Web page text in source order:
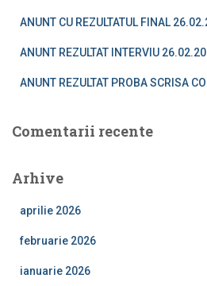
ANUNT CU REZULTATUL FINAL
ANUNT REZULTAT INTERVIU
ANUNT REZULTAT PROBA SCRISA
Comentarii recente
Arhive
aprilie 2026
februarie 2026
ianuarie 2026